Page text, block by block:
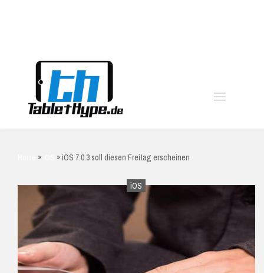
» »iOS 7.0.3 soll diesen Freitag erscheinen
iOS